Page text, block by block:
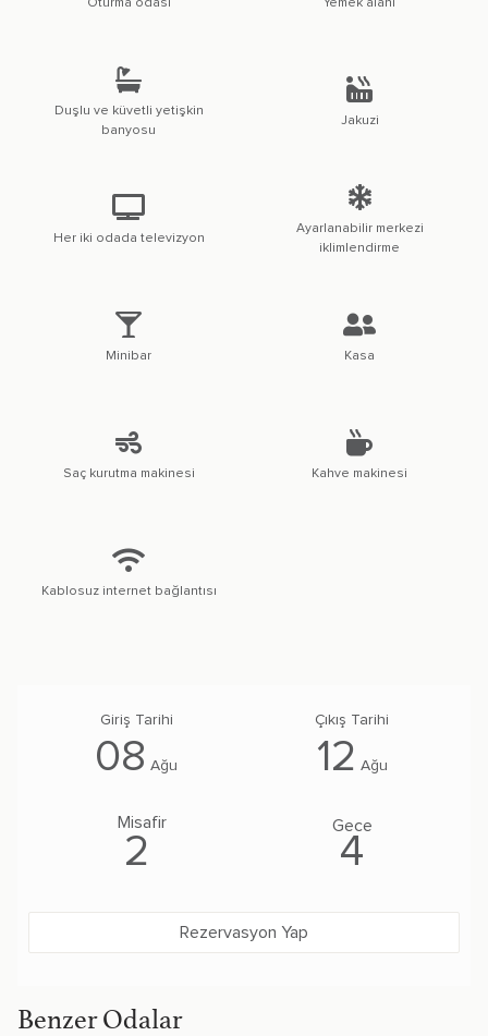
Oturma odası Yemek alanı
Duşlu ve küvetli yetişkin
banyosu
Jakuzi
Her iki odada televizyon
Ayarlanabilir merkezi
iklimlendirme
Minibar Kasa
Saç kurutma makinesi Kahve makinesi
Kablosuz internet bağlantısı
08 Ağu 12 Ağu
Misafir
2
Gece
4
Rezervasyon Yap
Benzer Odalar